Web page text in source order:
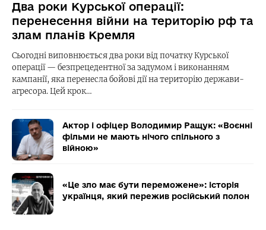
Два роки Курської операції:
перенесення війни на територію рф та
злам планів Кремля
Сьогодні виповнюється два роки від початку Курської
операції — безпрецедентної за задумом і виконанням
кампанії, яка перенесла бойові дії на територію держави-
агресора. Цей крок…
Актор і офіцер Володимир Ращук: «Воєнні
фільми не мають нічого спільного з
війною»
«Це зло має бути переможене»: історія
українця, який пережив російський полон